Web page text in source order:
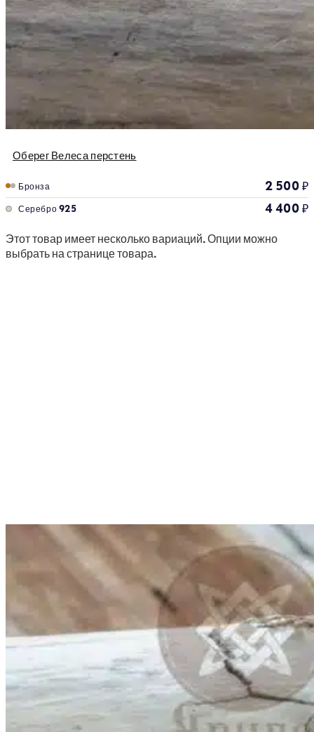
Оберег Велеса перстень
Бронза 2 500₽
Серебро 925 4 400₽
Этот товар имеет несколько вариаций. Опции можно
выбрать на странице товара.